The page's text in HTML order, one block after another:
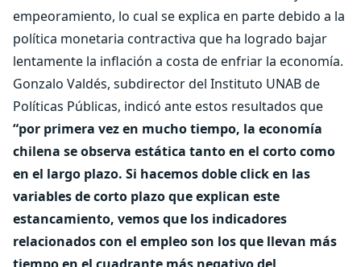
empeoramiento, lo cual se explica en parte debido a la
política monetaria contractiva que ha logrado bajar
lentamente la inflación a costa de enfriar la economía.
Gonzalo Valdés, subdirector del Instituto UNAB de
Políticas Públicas, indicó ante estos resultados que
“por primera vez en mucho tiempo, la economía
chilena se observa estática tanto en el corto como
en el largo plazo. Si hacemos doble click en las
variables de corto plazo que explican este
estancamiento, vemos que los indicadores
relacionados con el empleo son los que llevan más